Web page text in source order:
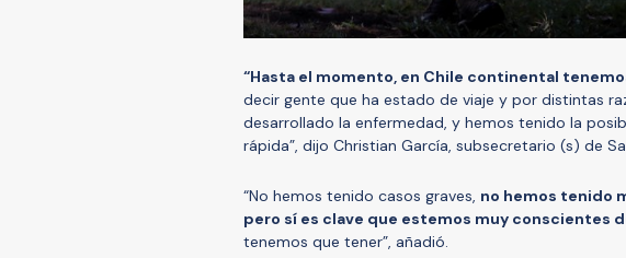
“Hasta el momento, en Chile continental
decir gente que ha estado de viaje y por distintas
desarrollado la enfermedad, y hemos tenido la
rápida”, dijo Christian García, subsecretario (s) de
“No hemos tenido casos graves, no hemos tenido
pero sí es clave que estemos muy conscientes
tenemos que tener”, añadió.